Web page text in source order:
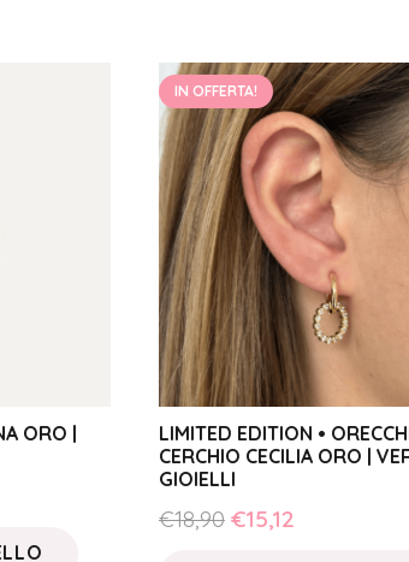
ORO |
IN OFFERTA!
LIMITED EDITION •
CERCHIO CECILIA ORO |
GIOIELLI
€18,90 Il
€15,12